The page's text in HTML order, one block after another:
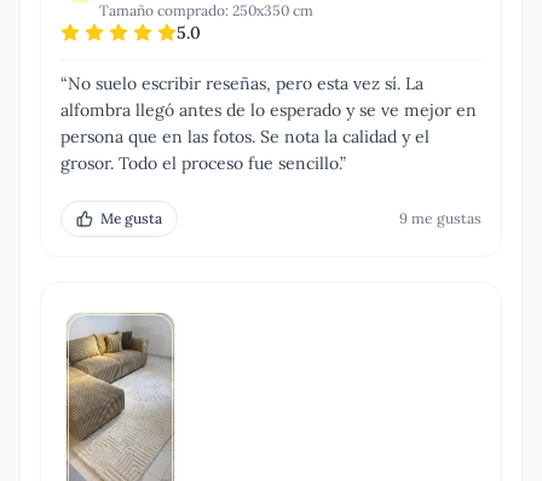
Tamaño comprado: 250x350 cm
5.0
“No suelo escribir reseñas, pero esta vez sí. La
alfombra llegó antes de lo esperado y se ve mejor en
persona que en las fotos. Se nota la calidad y el
grosor. Todo el proceso fue sencillo.”
Me gusta 9 me gustas